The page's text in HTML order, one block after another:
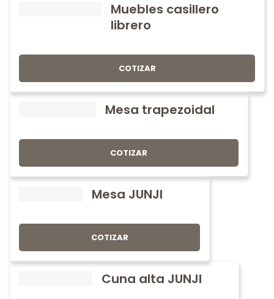
Muebles casillero
librero
COTIZAR
Mesa trapezoidal
COTIZAR
Mesa JUNJI
COTIZAR
Cuna alta JUNJI